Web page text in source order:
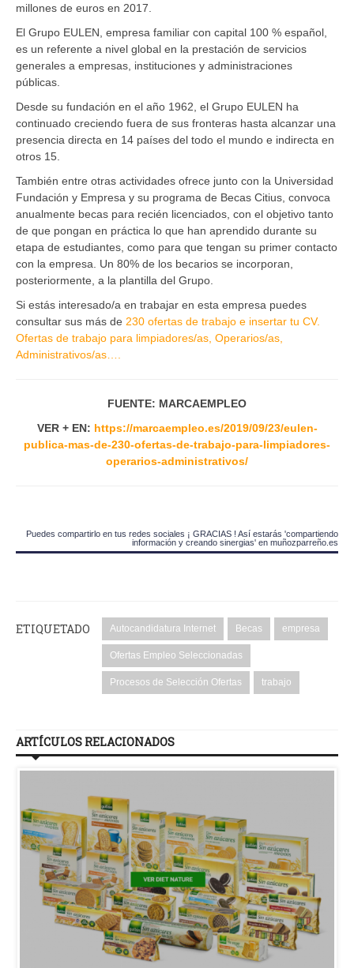
millones de euros en 2017.
El Grupo EULEN, empresa familiar con capital 100 % español,
es un referente a nivel global en la prestación de servicios
generales a empresas, instituciones y administraciones
públicas.
Desde su fundación en el año 1962, el Grupo EULEN ha
continuado creciendo fuera de sus fronteras hasta alcanzar una
presencia directa en 14 países del todo el mundo e indirecta en
otros 15.
También entre otras actividades ofrece junto con la Universidad
Fundación y Empresa y su programa de Becas Citius, convoca
anualmente becas para recién licenciados, con el objetivo tanto
de que pongan en práctica lo que han aprendido durante su
etapa de estudiantes, como para que tengan su primer contacto
con la empresa. Un 80% de los becarios se incorporan,
posteriormente, a la plantilla del Grupo.
Si estás interesado/a en trabajar en esta empresa puedes
consultar sus más de 230 ofertas de trabajo e insertar tu CV.
Ofertas de trabajo para limpiadores/as, Operarios/as,
Administrativos/as….
FUENTE: MARCAEMPLEO
VER + EN: https://marcaempleo.es/2019/09/23/eulen-
publica-mas-de-230-ofertas-de-trabajo-para-limpiadores-
operarios-administrativos/
Puedes compartirlo en tus redes sociales ¡ GRACIAS ! Así estarás 'compartiendo
información y creando sinergias' en muñozparreño.es
ETIQUETADO Autocandidatura Internet Becas empresa
Ofertas Empleo Seleccionadas
Procesos de Selección Ofertas trabajo
ARTÍCULOS RELACIONADOS